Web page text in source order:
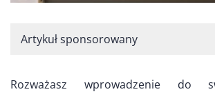
Artykuł sponsorowany
Rozważasz wprowadzenie do